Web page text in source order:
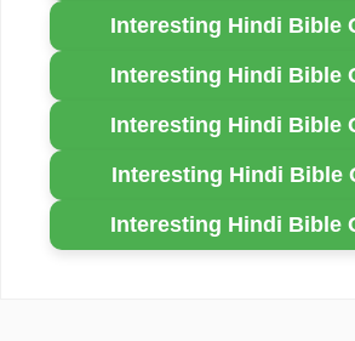
Interesting Hindi Bible
Interesting Hindi Bible
Interesting Hindi Bible
Interesting Hindi Bible
Interesting Hindi Bible